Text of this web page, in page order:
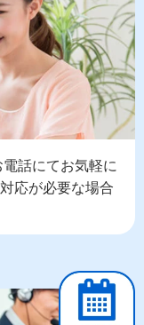
話にてお気軽に
応が必要な場合